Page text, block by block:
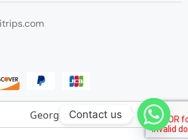
GeorgianContact us